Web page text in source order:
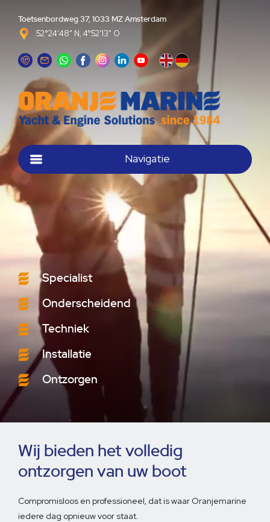
Toetsenbordweg 37, 1033 MZ Amsterdam
52°24'48" N, 4°52'13" O
Navigatie
Specialist
Onderscheidend
Techniek
Installatie
Ontzorgen
Wij bieden het volledig
ontzorgen van uw boot
Compromisloos en professioneel, dat is waar Oranjemarine
iedere dag opnieuw voor staat.